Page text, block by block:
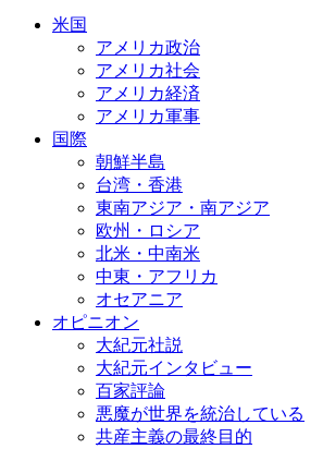
米国
アメリカ政治
アメリカ社会
アメリカ経済
アメリカ軍事
国際
朝鮮半島
台湾・香港
東南アジア・南アジア
欧州・ロシア
北米・中南米
中東・アフリカ
オセアニア
オピニオン
大紀元社説
大紀元インタビュー
百家評論
悪魔が世界を統治している
共産主義の最終目的